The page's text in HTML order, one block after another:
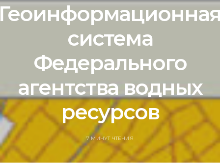
система
Федерального
агентства водных
ресурсов
7 МИНУТ ЧТЕНИЯ